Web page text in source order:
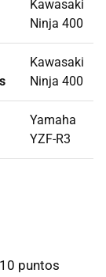
Kawasaki
Ninja 400
Kawasaki
Ninja 400
Yamaha
YZF-R3
puntos